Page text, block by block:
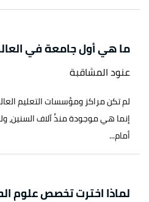
ما هي أول جامعة في
عنود المشاقبة
لم تكن مراكز ومؤسسات التعليم
إنما هي موجودة منذُ آلاف السنين،
أمام...
لماذا اخترت تخصص علوم